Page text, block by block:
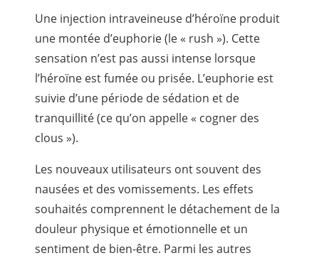
Une injection intraveineuse d’héroïne produit
une montée d’euphorie (le « rush »). Cette
sensation n’est pas aussi intense lorsque
l’héroïne est fumée ou prisée. L’euphorie est
suivie d’une période de sédation et de
tranquillité (ce qu’on appelle « cogner des
clous »).
Les nouveaux utilisateurs ont souvent des
nausées et des vomissements. Les effets
souhaités comprennent le détachement de la
douleur physique et émotionnelle et un
sentiment de bien-être. Parmi les autres